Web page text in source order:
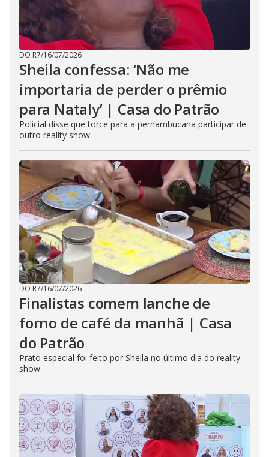
DO R7/16/07/2026
Sheila confessa: ‘Não me
importaria de perder o prêmio
para Nataly’ | Casa do Patrão
Policial disse que torce para a pernambucana participar de
outro reality show
DO R7/16/07/2026
Finalistas comem lanche de
forno de café da manhã | Casa
do Patrão
Prato especial foi feito por Sheila no último dia do reality
show